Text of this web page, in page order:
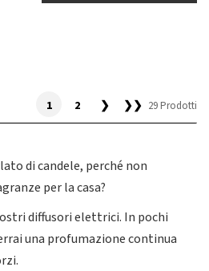
1 2 ❯ ❯❯ 29 Prodotti
di candele, perché non
per la casa?
diffusori elettrici. In pochi
una profumazione continua